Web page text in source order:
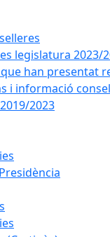
legislatura 2023/
que han presentat
i informació
2023